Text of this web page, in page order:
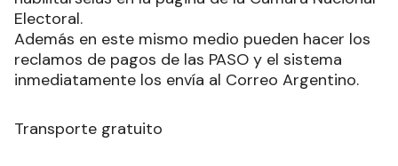
Electoral.
Además en este mismo medio pueden hacer los
reclamos de pagos de las PASO y el sistema
inmediatamente los envía al Correo Argentino.
Transporte gratuito